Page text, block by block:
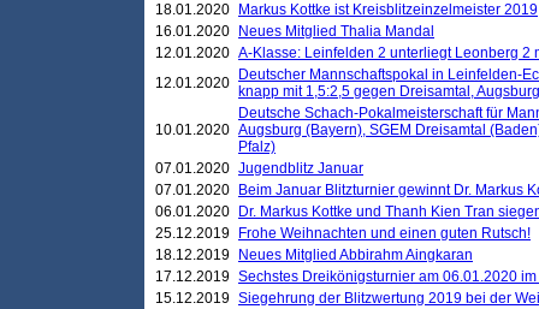
18.01.2020
Markus Kottke ist Kreisblitzeinzelmeister 2019
16.01.2020
Neues Mitglied Thalia Mandal
12.01.2020 A-Klasse: Leinfelden 2 unterliegt Leonberg 2
12.01.2020
Deutscher Mannschaftspokal in Leinfelden-
knapp mit 1,5:2,5 gegen Dreisamtal,
10.01.2020
Deutsche Schach-Pokalmeisterschaft für
Augsburg (Bayern), SGEM Dreisamtal
Pfalz)
07.01.2020 Jugendblitz Januar
07.01.2020
Beim Januar Blitzturnier gewinnt Dr. Markus
06.01.2020
Dr. Markus Kottke und Thanh Kien Tran
25.12.2019
Frohe Weihnachten und einen guten Rutsch!
18.12.2019
Neues Mitglied Abbirahm Aingkaran
17.12.2019 Sechstes Dreikönigsturnier am 06.01.2020
15.12.2019 Siegehrung der Blitzwertung 2019 bei der